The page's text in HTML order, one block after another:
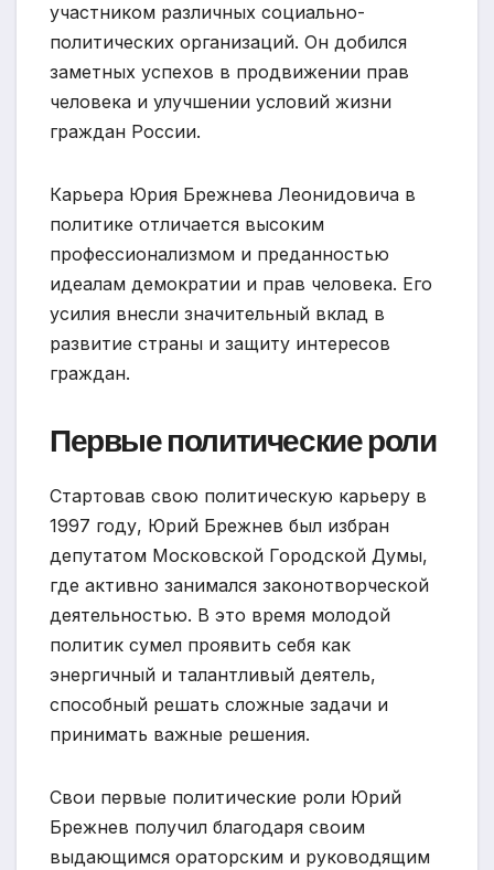
участником различных социально-
политических организаций. Он добился
заметных успехов в продвижении прав
человека и улучшении условий жизни
граждан России.
Карьера Юрия Брежнева Леонидовича в
политике отличается высоким
профессионализмом и преданностью
идеалам демократии и прав человека. Его
усилия внесли значительный вклад в
развитие страны и защиту интересов
граждан.
Первые политические роли
Стартовав свою политическую карьеру в
1997 году, Юрий Брежнев был избран
депутатом Московской Городской Думы,
где активно занимался законотворческой
деятельностью. В это время молодой
политик сумел проявить себя как
энергичный и талантливый деятель,
способный решать сложные задачи и
принимать важные решения.
Свои первые политические роли Юрий
Брежнев получил благодаря своим
выдающимся ораторским и руководящим